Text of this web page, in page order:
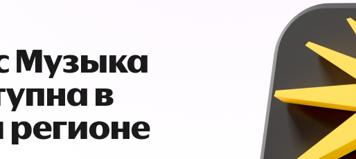
Музыка
в